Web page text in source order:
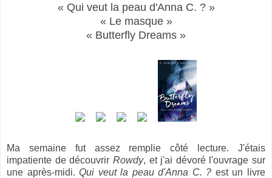
« Qui veut la peau d'Anna C. ? »
« Le masque »
« Butterfly Dreams »
Ma semaine fut assez remplie côté lecture. J'étais
impatiente de découvrir Rowdy, et j'ai dévoré l'ouvrage sur
une après-midi.Qui veut la peau d'Anna C. ? est un livre